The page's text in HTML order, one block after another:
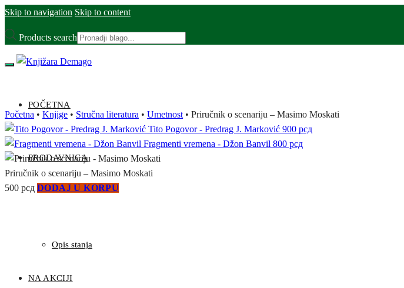
Skip to navigation Skip to content
Products search
POČETNA
PRODAVNICA
Opis stanja
NA AKCIJI
Početna • Knjige • Stručna literatura • Umetnost • Priručnik o scenariju – Masimo Moskati
Tito Pogovor - Predrag J. Marković 900 рсд
Fragmenti vremena - Džon Banvil 800 рсд
Priručnik o scenariju – Masimo Moskati
500 рсд DODAJ U KORPU